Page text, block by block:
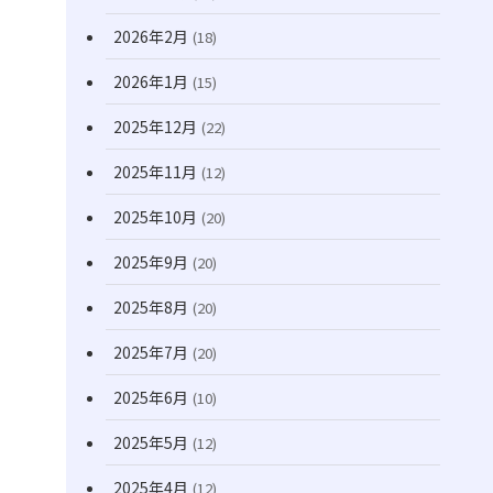
(171)
2026年2月 (18)
2026年1月 (15)
2025年12月 (22)
2025年11月 (12)
2025年10月 (20)
2025年9月 (20)
2025年8月 (20)
2025年7月 (20)
2025年6月 (10)
2025年5月 (12)
2025年4月 (12)